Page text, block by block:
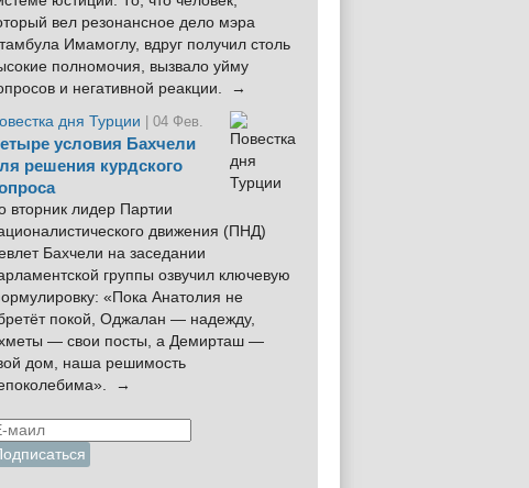
вел резонансное дело мэра
Имамоглу, вдруг получил столь
полномочия, вызвало уйму
и негативной реакции. →
дня Турции
| 04 Фев.
условия Бахчели
решения курдского
вторник лидер Партии
движения (ПНД)
Бахчели на заседании
группы озвучил ключевую
«Пока Анатолия не
покой, Оджалан — надежду,
— свои посты, а Демирташ —
дом, наша решимость
→